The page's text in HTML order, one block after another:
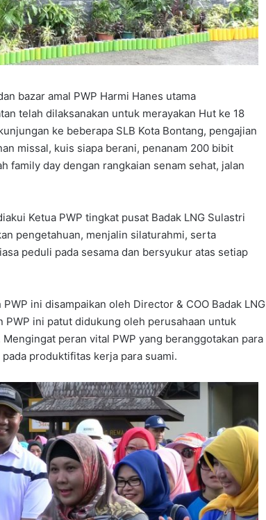
bazar amal PWP Harmi Hanes utama
telah dilaksanakan untuk merayakan Hut ke 18
ke beberapa SLB Kota Bontang, pengajian
missal, kuis siapa berani, penanam 200 bibit
family day dengan rangkaian senam sehat, jalan
Ketua PWP tingkat pusat Badak LNG Sulastri
pengetahuan, menjalin silaturahmi, serta
peduli pada sesama dan bersyukur atas setiap
ini disampaikan oleh Director & COO Badak LNG
PWP ini patut didukung oleh perusahaan untuk
peran vital PWP yang beranggotakan para
produktifitas kerja para suami.